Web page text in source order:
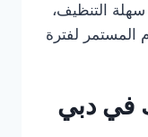
سهلة التنظيف،
المستمر لفترة
في دبي